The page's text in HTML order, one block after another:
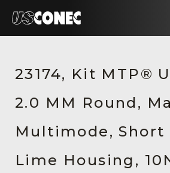
解决方案
产品
资源
关于我们
23174, Kit MTP®
2.0 MM Round,
Multimode, Short
Lime Housing,